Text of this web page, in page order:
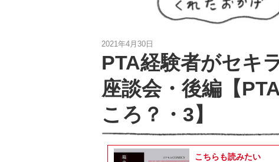
2021年4月30日
PTA経験者がセキ
座談会・後編【
ころ？・3】
こちらも読みたい